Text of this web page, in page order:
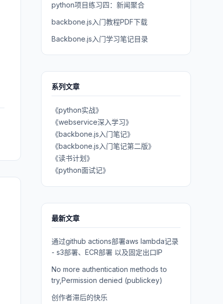
python项目练习四：新闻聚合
backbone.js入门教程PDF下载
Backbone.js入门学习笔记目录
系列文章
《python实战》
《webservice深入学习》
《backbone.js入门笔记》
《backbone.js入门笔记第二版》
《读书计划》
《python面试记》
最新文章
通过github actions部署aws lambda记录
- s3部署、ECR部署 以及固定出口IP
No more authentication methods to
try,Permission denied (publickey)
创作者滞后的快乐